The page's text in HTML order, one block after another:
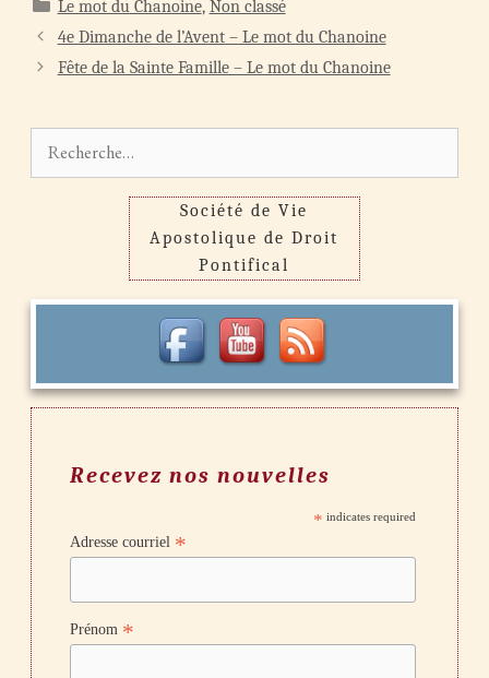
Le mot du Chanoine, Non classé
Navigation
des
4e Dimanche de l’Avent – Le mot du Chanoine
Fête de la Sainte Famille – Le mot du Chanoine
Société de Vie
Apostolique de Droit
Pontifical
Recevez nos nouvelles
* indicates required
Adresse courriel *
Prénom *